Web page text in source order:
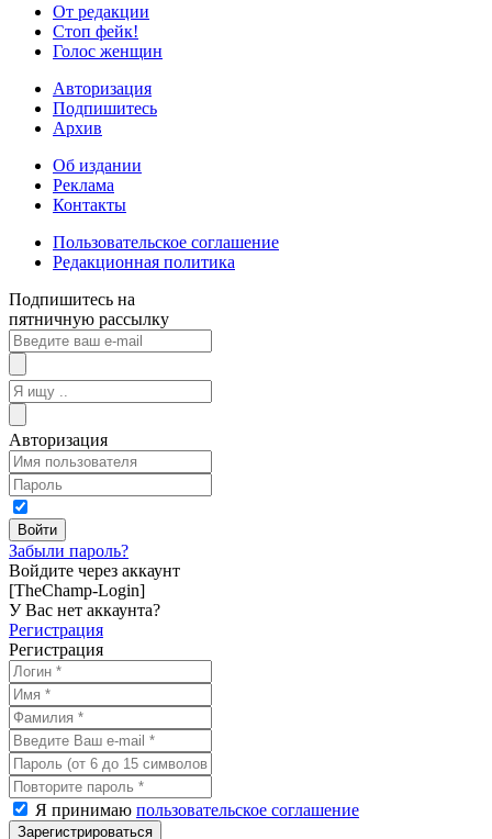
От редакции
Стоп фейк!
Голос женщин
Авторизация
Подпишитесь
Архив
Об издании
Реклама
Контакты
Пользовательское соглашение
Редакционная политика
Подпишитесь на
пятничную рассылку
Авторизация
Забыли пароль?
Войдите через аккаунт
[TheChamp-Login]
У Вас нет аккаунта?
Регистрация
Регистрация
Я принимаю пользовательское соглашение